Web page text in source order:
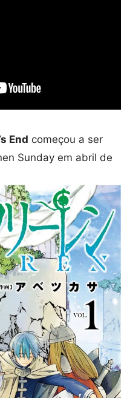
End começou a ser
Sunday em abril de